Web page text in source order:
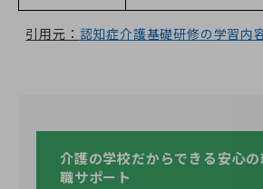
引用元： 認知症介護基礎研修の学習内
介護の学校だからできる安心
職サポート